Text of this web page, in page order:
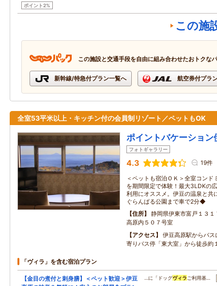
ポイント2%
この施
この施設と交通手段を自由に組み合わせたおトクな
新幹線/特急付プラン一覧へ 航空券付プラ
全室53平米以上・キッチン付の会員制リゾート／ペットもOK
ポイントバケーション
フォトギャラリー
4.3 19件
＜ペットも宿泊ＯＫ＞全室コンド
を期間限定で体験！最大3LDKの
利用にオススメ。伊豆の温泉と
ぐらんぱる公園まで車で2分◆
住所
静岡県伊東市富戸１３
高原内５０７号室
アクセス
伊豆高原駅からバ
寄りバス停「東大室」から徒歩約
「ヴィラ」を含む宿泊プラン
【金目の煮付と刺身膳】＜ペット歓迎＞伊豆
…に「ドッグヴィラ ご利用基…